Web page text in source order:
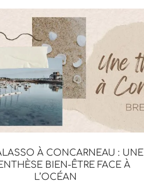
À CONCARNEAU : UNE
BIEN-ÊTRE FACE À
L’OCÉAN